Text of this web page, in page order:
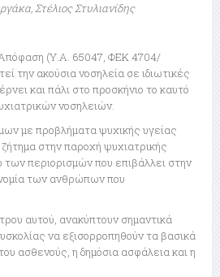
Στέλιος Στυλιανίδης
(Υ.Α. 65047, ΦΕΚ 4704/
την ακούσια νοσηλεία σε ιδιωτικές
και πάλι στο προσκήνιο το καυτό
νοσηλειών.
με προβλήματα ψυχικής υγείας
στην παροχή ψυχιατρικής
περιορισμών που επιβάλλει στην
των ανθρώπων που
αυτού, ανακύπτουν σημαντικά
να εξισορροπηθούν τα βασικά
ασθενούς, η δημόσια ασφάλεια και η